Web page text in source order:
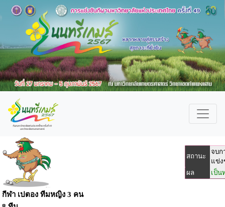
สถานะ
จบก
แข่
ผล
เป็น
กีฬา เปตอง ทีมหญิง 3 คน